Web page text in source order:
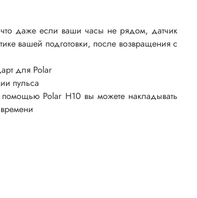
что даже если ваши часы не рядом, датчик
вашей подготовки, после возвращения с
для Polar
пульса
Polar H10 вы можете накладывать